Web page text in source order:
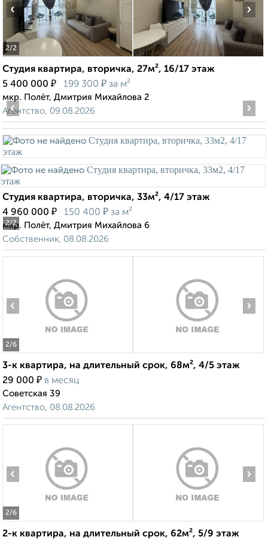
2/2
‹ ›
Студия квартира, вторичка, 27м², 16/17 этаж
5 400 000 ₽ 199 300 ₽ за м²
мкр. Полёт, Дмитрия Михайлова 2
Агентство, 09.08.2026
2/2
‹ ›
Студия квартира, вторичка, 33м², 4/17 этаж
4 960 000 ₽ 150 400 ₽ за м²
мкр. Полёт, Дмитрия Михайлова 6
Собственник, 08.08.2026
2/6
‹ ›
3-к квартира, на длительный срок, 68м², 4/5 этаж
29 000 ₽ в месяц
Советская 39
Агентство, 08.08.2026
2/6
‹ ›
2-к квартира, на длительный срок, 62м², 5/9 этаж